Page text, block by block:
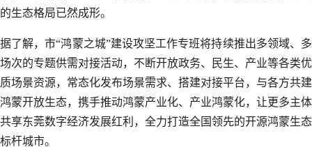
的生态格局已然成形。
据了解，市“鸿蒙之城”建设攻坚工作专班将持续推出多领域、多
场次的专题供需对接活动，不断开放政务、民生、产业等各类优
质场景资源，常态化发布场景需求、搭建对接平台，与各方共建
鸿蒙开放生态，携手推动鸿蒙产业化、产业鸿蒙化，让更多主体
共享东莞数字经济发展红利，全力打造全国领先的开源鸿蒙生态
标杆城市。